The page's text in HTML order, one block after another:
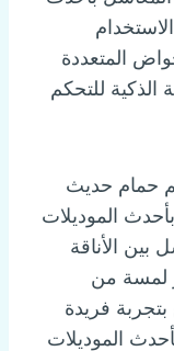
المتعددة
الذكية للتحكم
حمام حديث
الموديلات
بين الأناقة
لمسة من
فريدة
الموديلات